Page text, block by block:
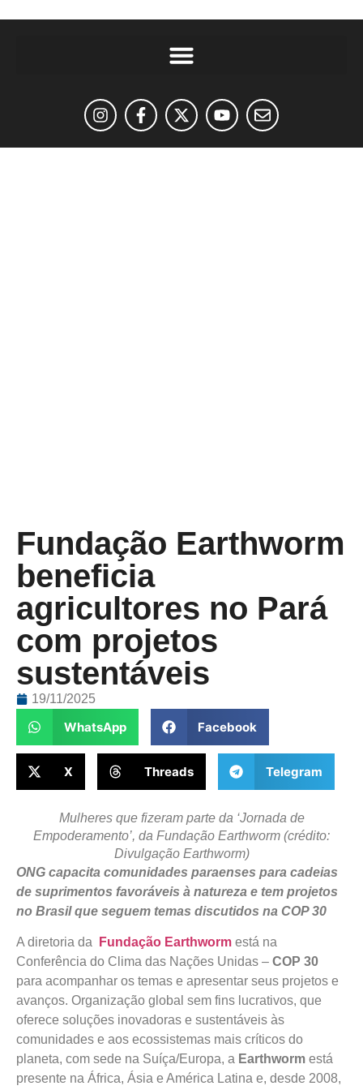
Fundação Earthworm
beneficia
agricultores no Pará
com projetos
sustentáveis
19/11/2025
WhatsApp Facebook
X Threads Telegram
Mulheres que fizeram parte da ‘Jornada de
Empoderamento’, da Fundação Earthworm (crédito:
Divulgação Earthworm)
ONG capacita comunidades paraenses para cadeias
de suprimentos favoráveis à natureza e tem projetos
no Brasil que seguem temas discutidos na COP 30
A diretoria da Fundação Earthworm está na
Conferência do Clima das Nações Unidas – COP 30
para acompanhar os temas e apresentar seus projetos e
avanços. Organização global sem fins lucrativos, que
oferece soluções inovadoras e sustentáveis às
comunidades e aos ecossistemas mais críticos do
planeta, com sede na Suíça/Europa, a Earthworm está
presente na África, Ásia e América Latina e, desde 2008,